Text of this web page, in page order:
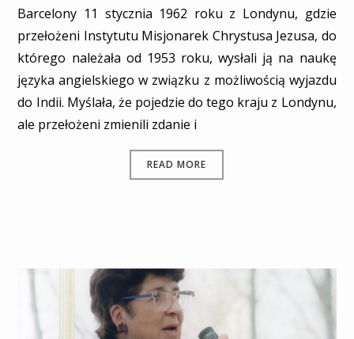
Barcelony 11 stycznia 1962 roku z Londynu, gdzie
przełożeni Instytutu Misjonarek Chrystusa Jezusa, do
którego należała od 1953 roku, wysłali ją na naukę
języka angielskiego w związku z możliwością wyjazdu
do Indii. Myślała, że pojedzie do tego kraju z Londynu,
ale przełożeni zmienili zdanie i
READ MORE